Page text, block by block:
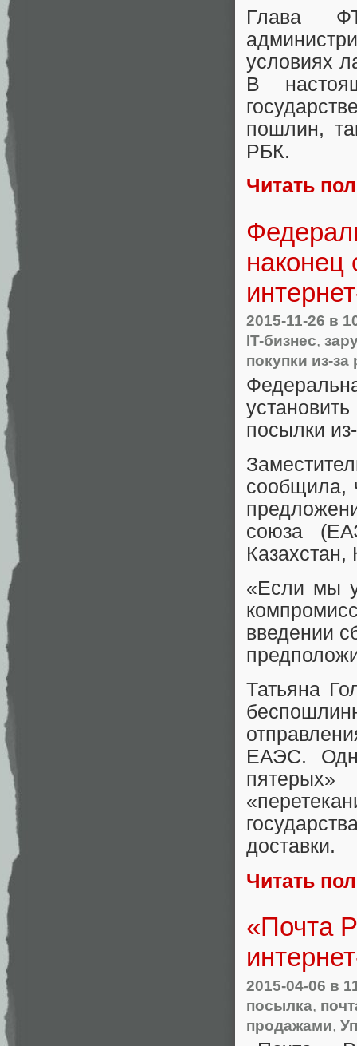
Глава
условиях
В
пошлин,
РБК.
Читать
2015-11-26 в
IT-бизнес,
покупки из-за
посылки
сообщила,
союза
Казахстан,
«Если мы
введении
Татьяна
ЕАЭС.
доставки.
Читать
«Почта
2015-04-06 в
посылка,
продажами,